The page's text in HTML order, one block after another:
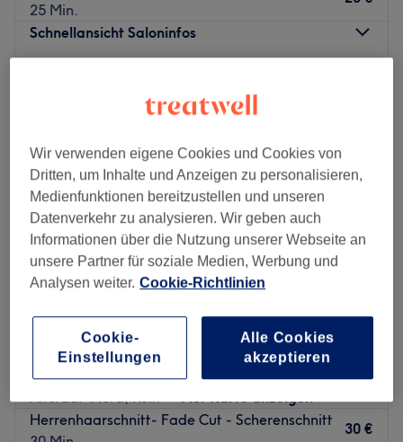
25 Min.
Schnellansicht Saloninfos
Donnerstag
11:00– 19:00
Freitag
10:00–19:00
Samstag
10:00–17:00
Sonntag
Geschlossen
Echte Männer Sache! Im Barber Aram Barbershop in Köln,
Altstadt-Nord findet jeder Mann den passenden Service,
oder klassische Rasur, das breitgefächerte Angebot lässt
keine Wünsche offen. Du findest den Salon ganz einfach
ab der Station Heumarkt.
Die Station Heumarkt ist direkt um die Ecke.
Haircreation by RK
4,9
606 Bewertungen
Herrenhaarschnitt- Fade Cut - Scherenschnitt
30 €
Wir verwenden eigene Cookies und Cookies von
Dritten, um Inhalte und Anzeigen zu personalisieren,
Medienfunktionen bereitzustellen und unseren
Datenverkehr zu analysieren. Wir geben auch
Informationen über die Nutzung unserer Webseite an
unsere Partner für soziale Medien, Werbung und
Analysen weiter. Cookie-Richtlinien
Cookie-
Einstellungen
Alle Cookies
akzeptieren